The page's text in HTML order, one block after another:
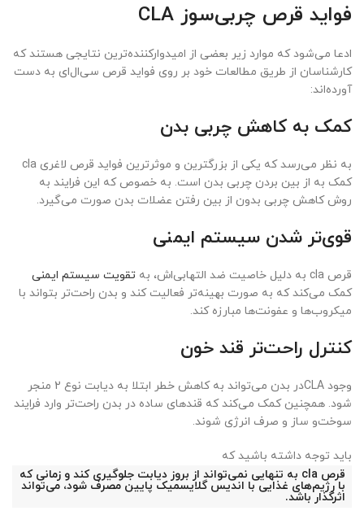
فواید قرص چربی‌سوز CLA
ادعا می‌شود که موارد زیر بعضی از امیدوارکننده‌ترین نتایجی هستند که
کارشناسان از طریق مطالعات خود بر روی فواید قرص سی‌ال‌ای به دست
آورده‌اند:
کمک به کاهش چربی بدن
به نظر می‌رسد که یکی از بزرگترین و موثرترین فواید قرص لاغری cla
کمک به از بین بردن چربی بدن است. به خصوص که این فرایند به
روش کاهش چربی بدون از بین رفتن عضلات بدن صورت می‌گیرد.
قوی‌تر شدن سیستم ایمنی
قرص cla به دلیل خاصیت ضد التهابی‌اش، به
تقویت سیستم ایمنی
کمک می‌کند که به صورت بهینه‌تر فعالیت کند و بدن راحت‌تر بتواند با
میکروب‌ها و عفونت‌ها مبارزه کند.
کنترل راحت‌تر قند خون
وجود CLAدر بدن می‌تواند به کاهش خطر ابتلا به دیابت نوع 2 منجر
شود. همچنین کمک می‌کند که قندهای ساده در بدن راحت‌تر وارد فرایند
سوخت‌و ساز و صرف انرژی شوند.
باید توجه داشته باشید که
قرص cla به تنهایی نمی‌تواند از بروز دیابت جلوگیری کند و زمانی که
با رژیم‌های غذایی با اندیس گلایسمیک پایین مصرف شود، می‌تواند
اثرگذار باشد.